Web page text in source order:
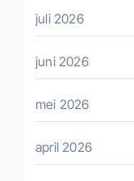
juli 2026
juni 2026
mei 2026
april 2026